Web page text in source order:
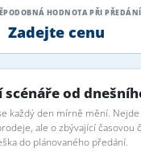
HODNOTA PŘI PŘEDÁNÍ
Zadejte cenu
od
každý den mírně mění.
ale o zbývající časovou
do plánovaného předání.